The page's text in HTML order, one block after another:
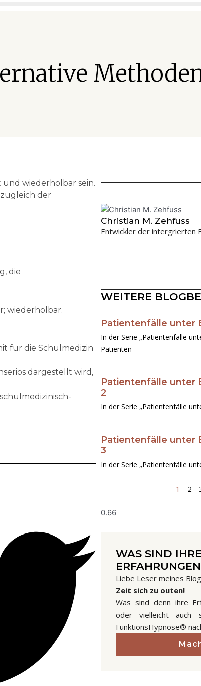
wiederholbar sein.
der
die
wiederholbar.
für die Schulmedizin
dargestellt wird,
Christian M. Zehfuss
Entwickler der intergrierten
WEITERE
Patientenfälle unter
In der Serie „Patientenfälle
Patienten
Patientenfälle unter
2
In der Serie „Patientenfälle
Patientenfälle unter
3
In der Serie „Patientenfälle
Seite
1 2
WAS SIND IHRE
Liebe Leser meines
Zeit sich zu outen!
Was sind denn ihre
oder vielleicht auch
FunktionsHypnose®